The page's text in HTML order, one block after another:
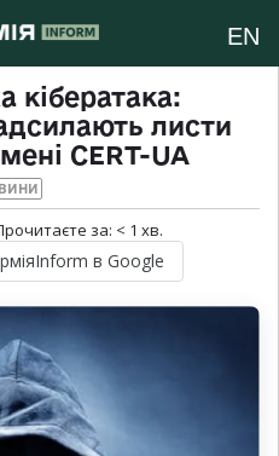
EN
кібератака:
листи
CERT-UA
за: < 1 хв.
в Google